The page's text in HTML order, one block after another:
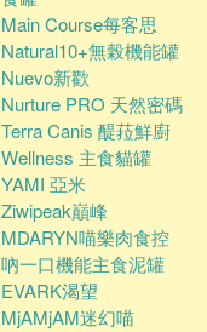
Main Course每客思
Natural10+無榖機能罐
Nuevo新歡
Nurture PRO 天然密碼
Terra Canis 醍菈鮮廚
Wellness 主食貓罐
YAMI 亞米
Ziwipeak巔峰
MDARYN喵樂肉食控
吶一口機能主食泥罐
EVARK渴望
MjAMjAM迷幻喵